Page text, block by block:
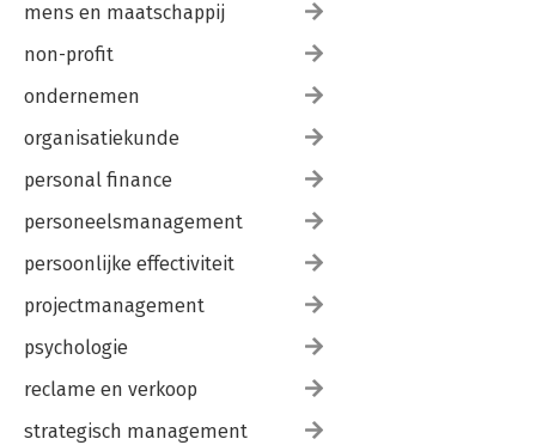
mens en maatschappij
non-profit
ondernemen
organisatiekunde
personal finance
personeelsmanagement
persoonlijke effectiviteit
projectmanagement
psychologie
reclame en verkoop
strategisch management